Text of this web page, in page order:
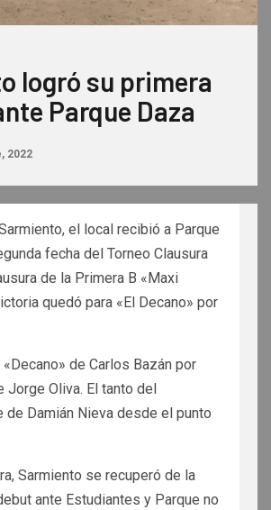
logró su primera
Parque Daza
2022
el local recibió a Parque
fecha del Torneo Clausura
de la Primera B «Maxi
quedó para «El Decano» por
de Carlos Bazán por
Jorge Oliva. El tanto del
de Damián Nieva desde el punto
Sarmiento se recuperó de la
ante Estudiantes y Parque no